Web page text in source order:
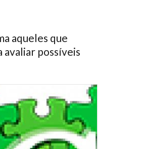
aqueles que
avaliar possíveis